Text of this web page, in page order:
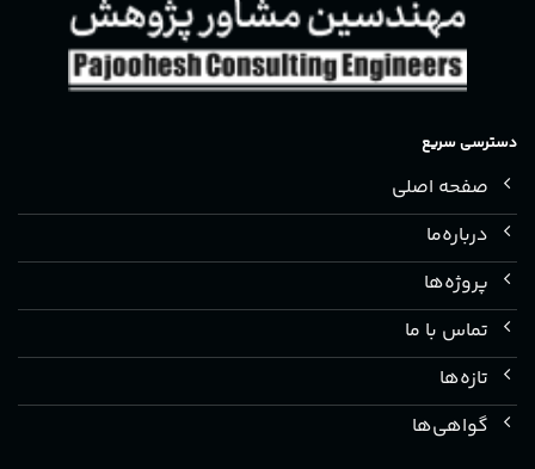
دسترسی سریع
صفحه اصلی
درباره‌ما
پروژه‌ها
تماس با ما
تازه‌ها
گواهی‌ها